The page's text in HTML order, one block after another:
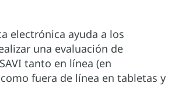
electrónica ayuda a los
una evaluación de
tanto en línea (en
fuera de línea en tabletas y